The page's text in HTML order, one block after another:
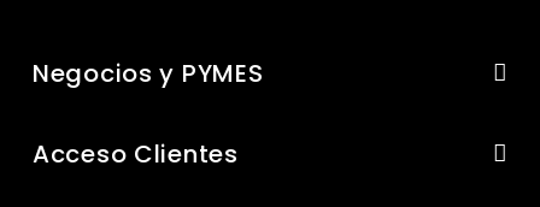
Negocios y PYMES
Acceso Clientes